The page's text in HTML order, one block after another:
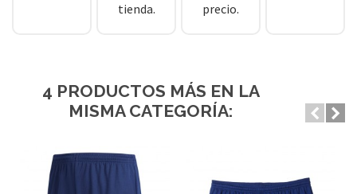
tienda.
precio.
4 PRODUCTOS MÁS EN LA
MISMA CATEGORÍA: